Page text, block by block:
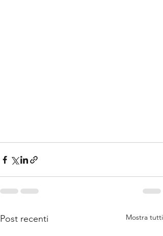
Post recenti Mostra tutti